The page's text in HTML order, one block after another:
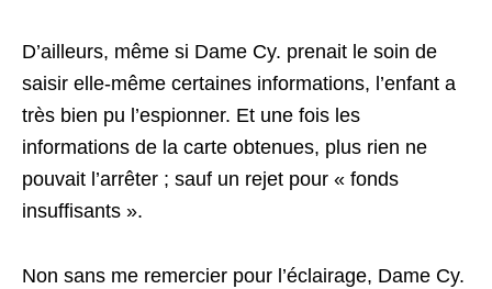
D’ailleurs, même si Dame Cy. prenait le soin de
saisir elle-même certaines informations, l’enfant a
très bien pu l’espionner. Et une fois les
informations de la carte obtenues, plus rien ne
pouvait l’arrêter ; sauf un rejet pour « fonds
insuffisants ».
Non sans me remercier pour l’éclairage, Dame Cy.